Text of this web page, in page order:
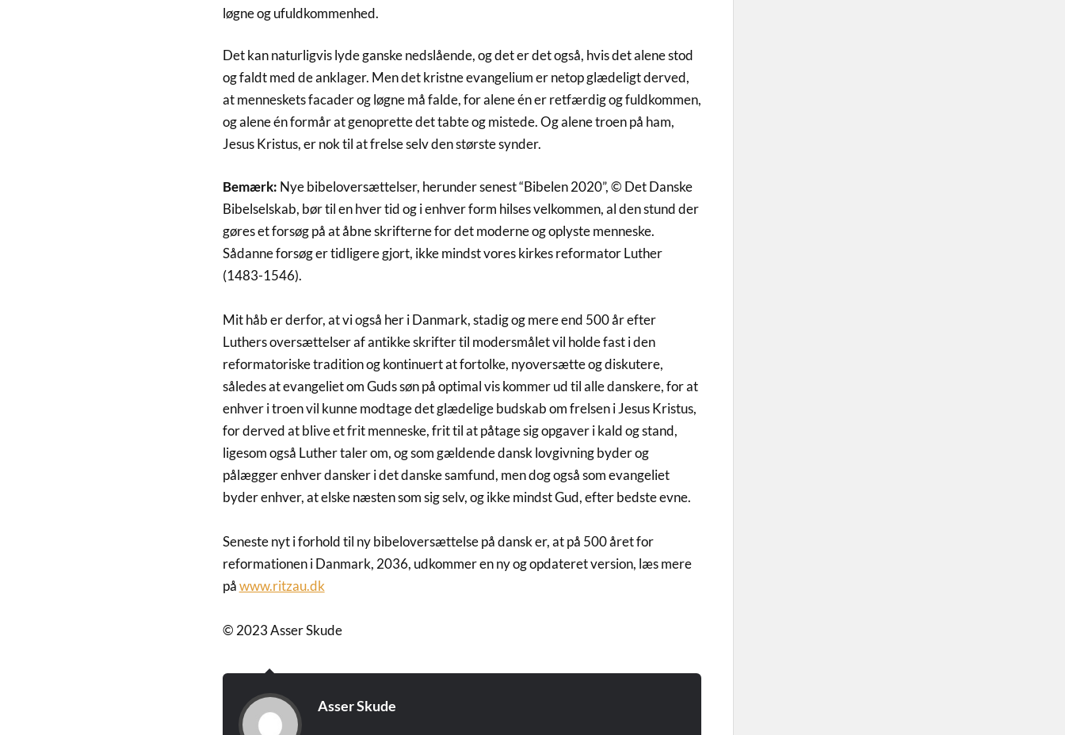
løgne og ufuldkommenhed.
Det kan naturligvis lyde ganske nedslående, og det er det også, hvis det alene stod
og faldt med de anklager. Men det kristne evangelium er netop glædeligt derved,
at menneskets facader og løgne må falde, for alene én er retfærdig og fuldkommen,
og alene én formår at genoprette det tabte og mistede. Og alene troen på ham,
Jesus Kristus, er nok til at frelse selv den største synder.
Bemærk: Nye bibeloversættelser, herunder senest “Bibelen 2020”, © Det Danske
Bibelselskab, bør til en hver tid og i enhver form hilses velkommen, al den stund der
gøres et forsøg på at åbne skrifterne for det moderne og oplyste menneske.
Sådanne forsøg er tidligere gjort, ikke mindst vores kirkes reformator Luther
(1483-1546).
Mit håb er derfor, at vi også her i Danmark, stadig og mere end 500 år efter
Luthers oversættelser af antikke skrifter til modersmålet vil holde fast i den
reformatoriske tradition og kontinuert at fortolke, nyoversætte og diskutere,
således at evangeliet om Guds søn på optimal vis kommer ud til alle danskere, for at
enhver i troen vil kunne modtage det glædelige budskab om frelsen i Jesus Kristus,
for derved at blive et frit menneske, frit til at påtage sig opgaver i kald og stand,
ligesom også Luther taler om, og som gældende dansk lovgivning byder og
pålægger enhver dansker i det danske samfund, men dog også som evangeliet
byder enhver, at elske næsten som sig selv, og ikke mindst Gud, efter bedste evne.
Seneste nyt i forhold til ny bibeloversættelse på dansk er, at på 500 året for
reformationen i Danmark, 2036, udkommer en ny og opdateret version, læs mere
påwww.ritzau.dk
© 2023 Asser Skude
Asser Skude